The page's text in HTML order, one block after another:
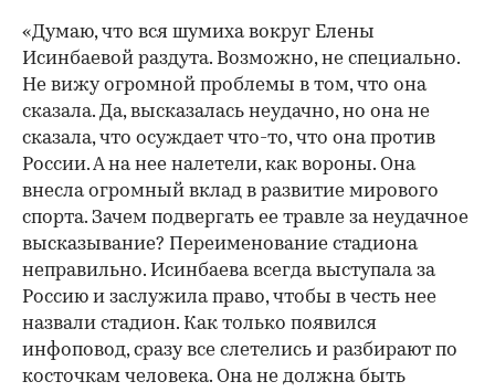
«Думаю, что вся шумиха вокруг Елены
Исинбаевой раздута. Возможно, не специально.
Не вижу огромной проблемы в том, что она
сказала. Да, высказалась неудачно, но она не
сказала, что осуждает что-то, что она против
России. А на нее налетели, как вороны. Она
внесла огромный вклад в развитие мирового
спорта. Зачем подвергать ее травле за неудачное
высказывание? Переименование стадиона
неправильно. Исинбаева всегда выступала за
Россию и заслужила право, чтобы в честь нее
назвали стадион. Как только появился
инфоповод, сразу все слетелись и разбирают по
косточкам человека. Она не должна быть